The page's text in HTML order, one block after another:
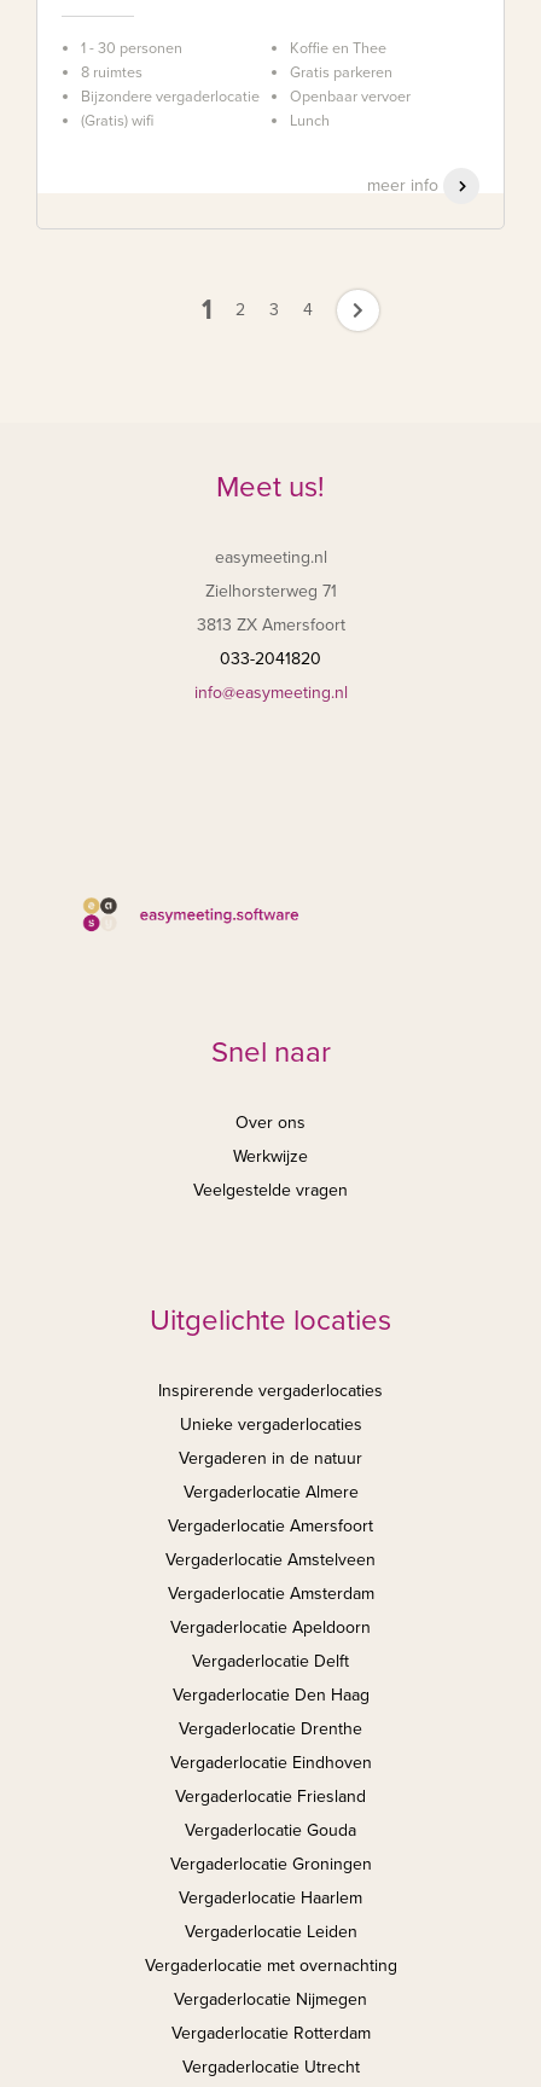
1 - 30 personen
8 ruimtes
Bijzondere vergaderlocatie
(Gratis) wifi
Koffie en Thee
Gratis parkeren
Openbaar vervoer
Lunch
meer info
1 2 3 4
Meet us!
easymeeting.nl
Zielhorsterweg 71
3813 ZX Amersfoort
033-2041820
info@easymeeting.nl
Snel naar
Over ons
Werkwijze
Veelgestelde vragen
Uitgelichte locaties
Inspirerende vergaderlocaties
Unieke vergaderlocaties
Vergaderen in de natuur
Vergaderlocatie Almere
Vergaderlocatie Amersfoort
Vergaderlocatie Amstelveen
Vergaderlocatie Amsterdam
Vergaderlocatie Apeldoorn
Vergaderlocatie Delft
Vergaderlocatie Den Haag
Vergaderlocatie Drenthe
Vergaderlocatie Eindhoven
Vergaderlocatie Friesland
Vergaderlocatie Gouda
Vergaderlocatie Groningen
Vergaderlocatie Haarlem
Vergaderlocatie Leiden
Vergaderlocatie met overnachting
Vergaderlocatie Nijmegen
Vergaderlocatie Rotterdam
Vergaderlocatie Utrecht